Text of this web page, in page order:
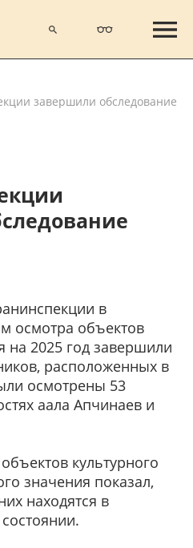
завершили обследование
в
осмотра объектов
на 2025 год завершили
расположенных в
осмотрены 53
аала Апчинаев и
культурного
значения показал,
находятся в